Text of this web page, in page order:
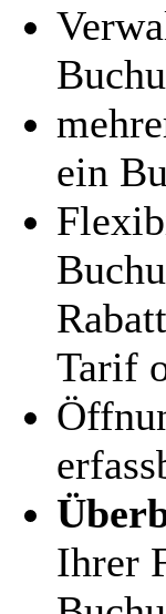
ein
Tarif
Ihrer